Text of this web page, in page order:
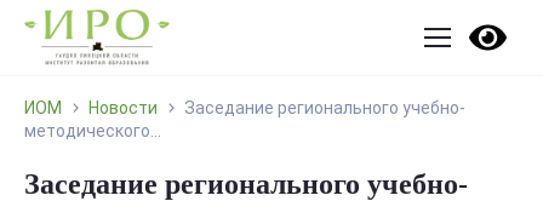
ИОМ Новости
Заседание регионального учебно-
методического...
Заседание регионального учебно-